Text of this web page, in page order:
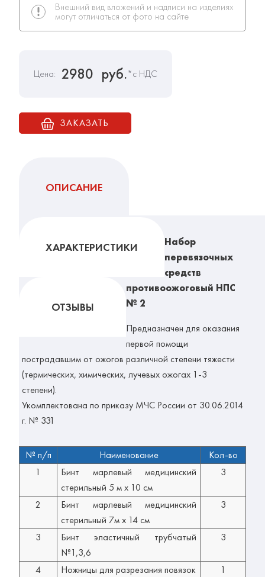
Внешний вид вложений и надписи на изделиях
могут отличаться от фото на сайте
Цена: 2980 руб.*с НДС
ЗАКАЗАТЬ
ОПИСАНИЕ
ХАРАКТЕРИСТИКИ
ОТЗЫВЫ
Набор
перевязочных
средств
противоожоговый НПС
№ 2
Предназначен для оказания
первой помощи
пострадавшим от ожогов различной степени тяжести
(термических, химических, лучевых ожогах 1-3
степени).
Укомплектована по приказу МЧС России от 30.06.2014
г. № 331
№ п/п Наименование
Кол-во
1
Бинт марлевый медицинский
стерильный 5 м х 10 см
3
2
Бинт марлевый медицинский
стерильный 7м х 14 см
3
3
Бинт эластичный трубчатый
№1,3,6
3
4 Ножницы для разрезания повязок
1